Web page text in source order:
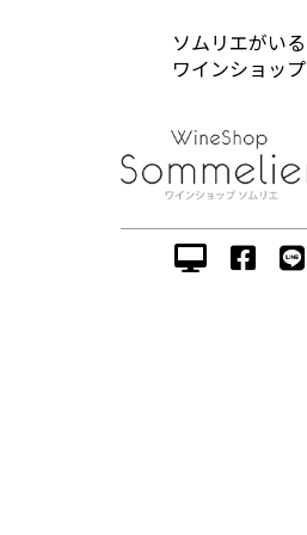
ソムリエがいる
ワインショップ